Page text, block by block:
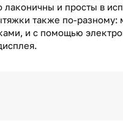
и просты в
также по-разному:
и с помощью